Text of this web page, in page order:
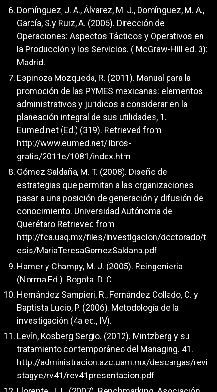
Domínguez, J. A., Álvarez, M. J., Domínguez, M. A.,
García, S.y Ruiz, A. (2005). Dirección de
Operaciones: Aspectos Tácticos y Operativos en
la Producción y los Servicios. ( McGraw-Hill ed. 3):
Madrid.
Espinoza Mozqueda, R. (2011). Manual para la
promoción de las PYMES mexicanas: elementos
administrativos y juridicos a considerar en la
planeación integral de sus utilidades, 1.
Eumed.net (Ed.) (319). Retrieved from
http://www.eumed.net/libros-
gratis/2011e/1081/index.htm
Gómez Saldaña, M. T. (2008). Diseño de
estrategias que permitan a las organizaciones
pasar a una posición de generación y difusión de
conocimiento. Universidad Autónoma de
Querétaro Retrieved from
http://fca.uaq.mx/files/investigacion/doctorado/t
esis/MariaTeresaGomezSaldana.pdf
Hamer y Champy, M. J. (2005). Reingenieria
(Norma Ed.). Bogota. D. C.
Hernández Sampieri, R., Fernández Collado, C. y
Baptista Lucio, P. (2006). Metodología de la
investigación (4a ed., IV).
Levín, Kosberg Sergio. (2012). Mintzberg y su
tratamiento contemporáneo del Managing. 41.
http://administracion.azc.uam.mx/descargas/revi
stagye/rv41/rev41presentacion.pdf